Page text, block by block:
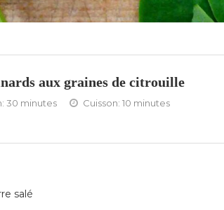
aux graines de citrouille
30 minutes Cuisson: 10 minutes
salé